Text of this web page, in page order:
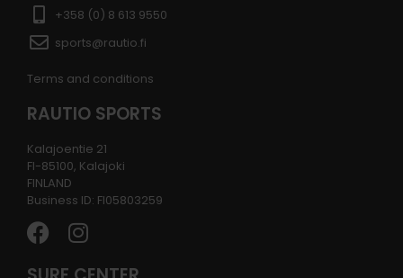
+358 (0) 8 613 9550
sports@rautio.fi
Terms and conditions
RAUTIO SPORTS
Kalajoentie 21
FI-85100, Kalajoki
FINLAND
Business ID: FI05803259